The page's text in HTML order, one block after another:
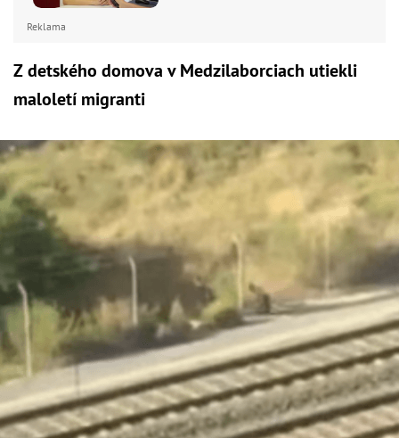
Reklama
Z detského domova v Medzilaborciach utiekli
maloletí migranti